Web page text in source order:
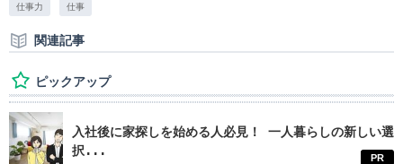
仕事力 仕事
関連記事
ピックアップ
入社後に家探しを始める人必見！ 一人暮らしの新しい選
択...
PR